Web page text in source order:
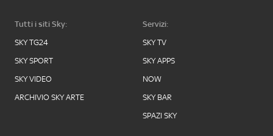
Tutti i siti Sky:
SKY TG24
SKY SPORT
SKY VIDEO
ARCHIVIO SKY ARTE
Servizi:
SKY TV
SKY APPS
NOW
SKY BAR
SPAZI SKY